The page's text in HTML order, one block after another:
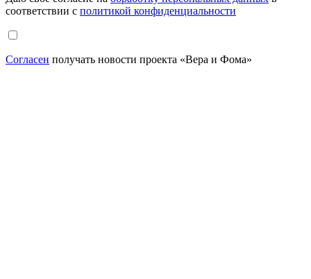
соответствии с политикой конфиденциальности
Согласен получать новости проекта «Вера и Фома»